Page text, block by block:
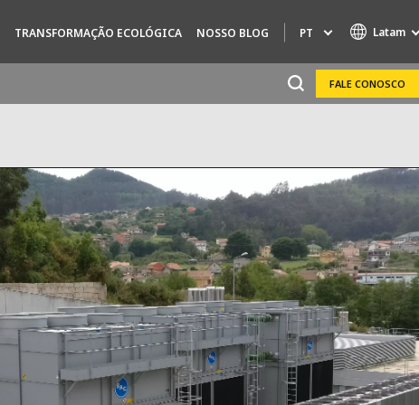
TRANSFORMAÇÃO ECOLÓGICA NOSSO BLOG PT Latam
AIR QUALITY
ENGINEERING & CONSULTING
HAZARDOUS WASTE EUROPE
INDÚSTRIAS DE SOLUÇÕES GLOBAIS
SOLUÇÕES NUCLEARES
OFIS
SEDE BENELUX
VEOLIA AGRICULTURE
FALE CONOSCO